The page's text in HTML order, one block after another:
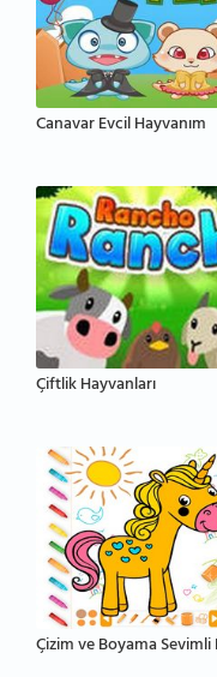
Canavar Evcil Hayvanım
Çiftlik Hayvanları